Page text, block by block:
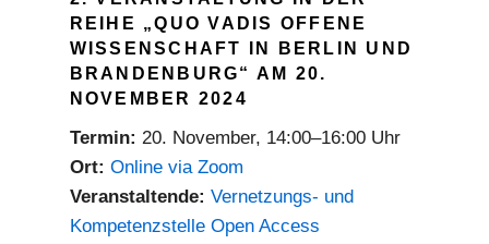
REIHE „QUO VADIS OFFENE
WISSENSCHAFT IN BERLIN UND
BRANDENBURG“ AM 20.
NOVEMBER 2024
Termin: 20. November, 14:00–16:00 Uhr
Ort: Online via Zoom
Veranstaltende: Vernetzungs- und
Kompetenzstelle Open Access